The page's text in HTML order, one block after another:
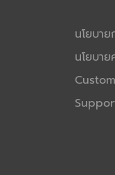
นโยบา
นโยบา